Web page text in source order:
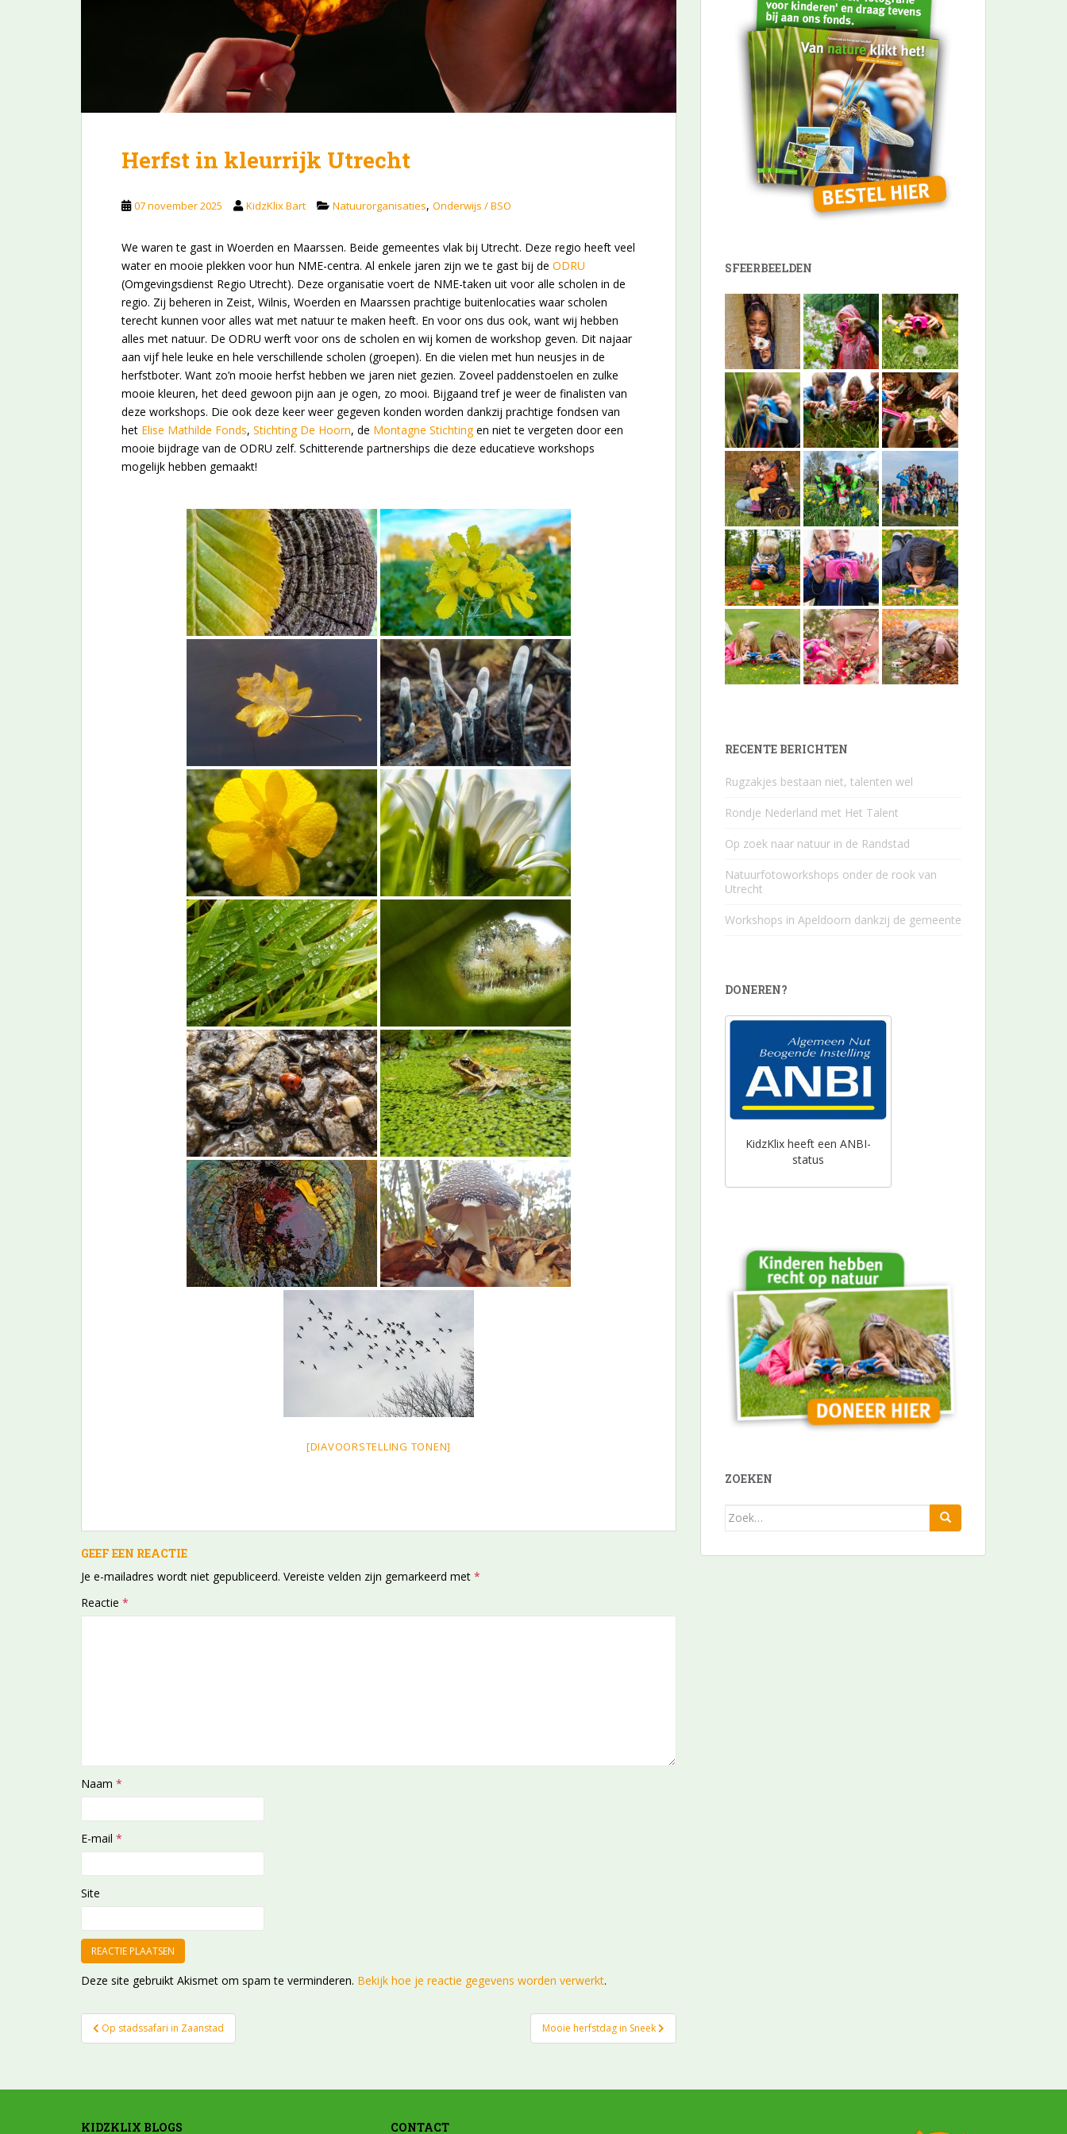
Herfst in kleurrijk Utrecht
07 november 2025 KidzKlix Bart Natuurorganisaties, Onderwijs / BSO
We waren te gast in Woerden en Maarssen. Beide gemeentes vlak bij Utrecht. Deze regio heeft veel
water en mooie plekken voor hun NME-centra. Al enkele jaren zijn we te gast bij de ODRU
(Omgevingsdienst Regio Utrecht). Deze organisatie voert de NME-taken uit voor alle scholen in de
regio. Zij beheren in Zeist, Wilnis, Woerden en Maarssen prachtige buitenlocaties waar scholen
terecht kunnen voor alles wat met natuur te maken heeft. En voor ons dus ook, want wij hebben
alles met natuur. De ODRU werft voor ons de scholen en wij komen de workshop geven. Dit najaar
aan vijf hele leuke en hele verschillende scholen (groepen). En die vielen met hun neusjes in de
herfstboter. Want zo’n mooie herfst hebben we jaren niet gezien. Zoveel paddenstoelen en zulke
mooie kleuren, het deed gewoon pijn aan je ogen, zo mooi. Bijgaand tref je weer de finalisten van
deze workshops. Die ook deze keer weer gegeven konden worden dankzij prachtige fondsen van
het Elise Mathilde Fonds, Stichting De Hoorn, de Montagne Stichtingen niet te vergeten door een
mooie bijdrage van de ODRU zelf. Schitterende partnerships die deze educatieve workshops
mogelijk hebben gemaakt!
[DIAVOORSTELLING TONEN]
GEEF EEN REACTIE
Je e-mailadres wordt niet gepubliceerd. Vereiste velden zijn gemarkeerd met *
Reactie *
Naam *
E-mail *
Site
Deze site gebruikt Akismet om spam te verminderen. Bekijk hoe je reactie gegevens worden verwerkt.
Bericht
navigatie
Op stadssafari in Zaanstad Mooie herfstdag in Sneek
SFEERBEELDEN
RECENTE BERICHTEN
Rugzakjes bestaan niet, talenten wel
Rondje Nederland met Het Talent
Op zoek naar natuur in de Randstad
Natuurfotoworkshops onder de rook van
Utrecht
Workshops in Apeldoorn dankzij de gemeente
DONEREN?
KidzKlix heeft een ANBI-
status
ZOEKEN
Zoek
KIDZKLIX BLOGS CONTACT